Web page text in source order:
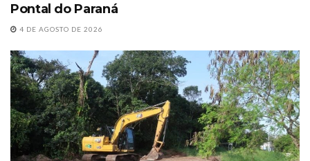
Pontal do Paraná
4 DE AGOSTO DE 2026